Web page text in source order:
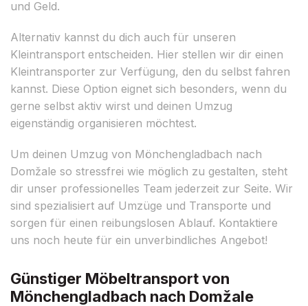
und Geld.
Alternativ kannst du dich auch für unseren
Kleintransport entscheiden. Hier stellen wir dir einen
Kleintransporter zur Verfügung, den du selbst fahren
kannst. Diese Option eignet sich besonders, wenn du
gerne selbst aktiv wirst und deinen Umzug
eigenständig organisieren möchtest.
Um deinen Umzug von Mönchengladbach nach
Domžale so stressfrei wie möglich zu gestalten, steht
dir unser professionelles Team jederzeit zur Seite. Wir
sind spezialisiert auf Umzüge und Transporte und
sorgen für einen reibungslosen Ablauf. Kontaktiere
uns noch heute für ein unverbindliches Angebot!
Günstiger Möbeltransport von
Mönchengladbach nach Domžale